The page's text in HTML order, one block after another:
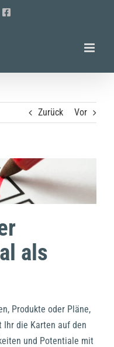
Facebook
Zurück Vor
als
Produkte oder Pläne,
Ihr die Karten auf den
und Potentiale mit